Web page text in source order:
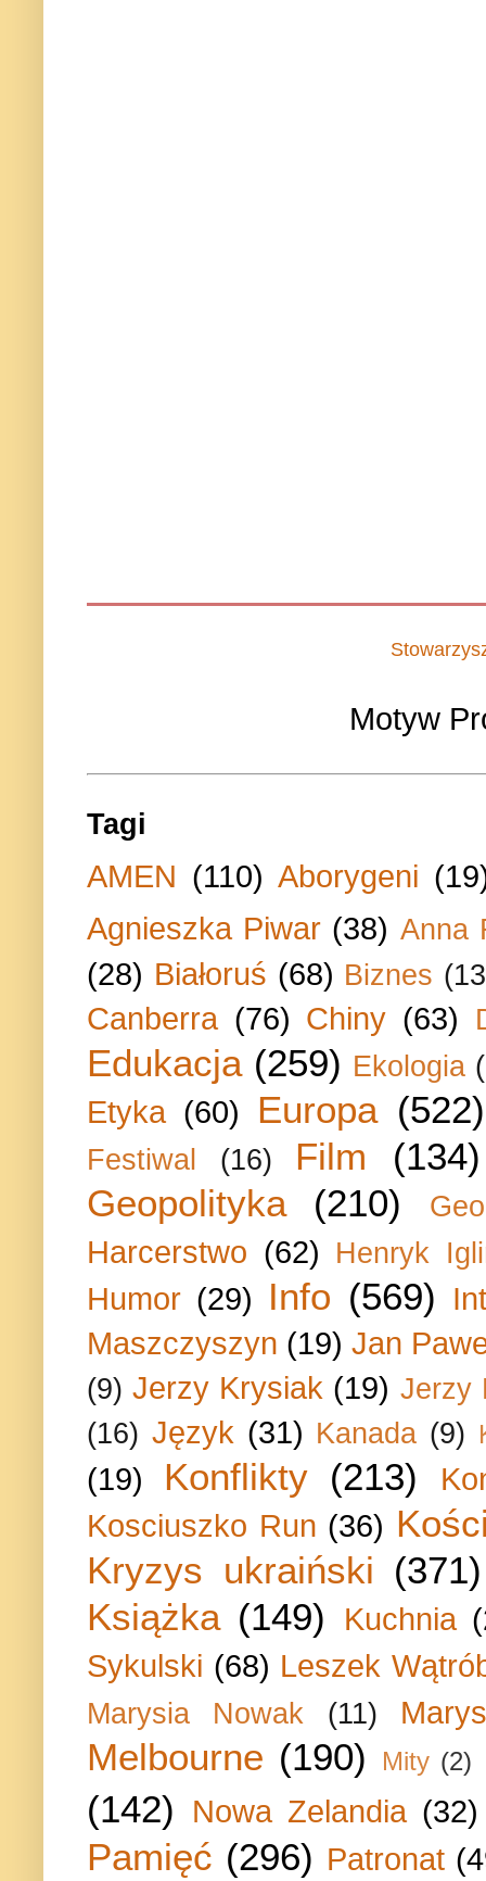
Motyw
Tagi
AMEN (110) Aborygeni
Agnieszka Piwar (38) Anna
(28) Białoruś (68) Biznes
Canberra (76) Chiny (63)
Edukacja (259) Ekologia
Etyka (60) Europa (522)
Festiwal (16) Film
(134)
Geopolityka
(210)
Harcerstwo (62) Henryk
Humor (29) Info (569)
Maszczyszyn (19) Jan
(9) Jerzy Krysiak (19) Jerzy
(16) Język (31) Kanada (9)
(19) Konflikty (213)
Kosciuszko Run (36)
Kryzys ukraiński (371)
Książka (149) Kuchnia
Sykulski (68) Leszek
Marysia Nowak (11)
Melbourne (190) Mity (2)
(142) Nowa Zelandia (32)
Pamięć (296) Patronat